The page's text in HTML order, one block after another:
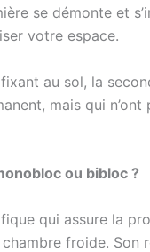
se démonte et
votre espace.
au sol, la
mais qui
ou bibloc ?
qui assure la
froide. Son